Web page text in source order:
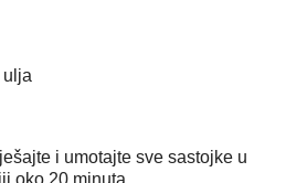
ulja
i umotajte sve sastojke u
oko 20 minuta.